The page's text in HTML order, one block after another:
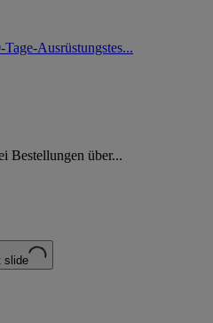
Ausrüstungstes...
Bestellungen über...
slide